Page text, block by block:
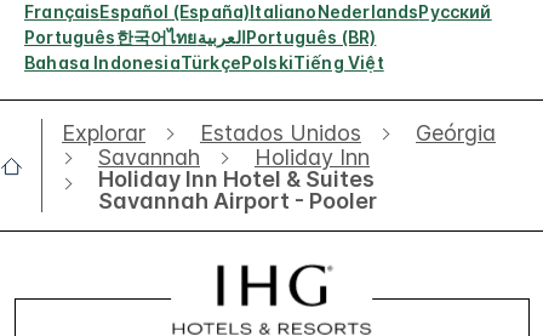
FrançaisEspañol (España)ItalianoNederlandsРусский
Português한국어ไทยالعربيةPortuguês (BR)
Bahasa IndonesiaTürkçePolskiTiếng Việt
Explorar Estados Unidos
Geórgia
Savannah
Holiday Inn
Holiday Inn Hotel & Suites
Savannah Airport - Pooler